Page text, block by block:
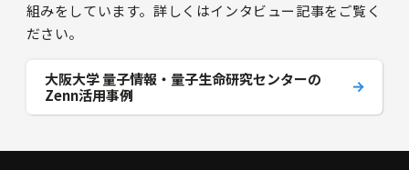
組みをしています。詳しくはインタビュー記事をご覧く
ださい。
大阪大学 量子情報・量子生命研究センターの
Zenn活用事例